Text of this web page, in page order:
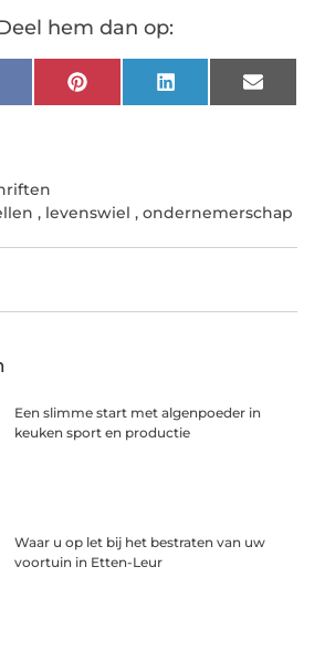
hem dan op:
PinterestLinkedInEmail
, levenswiel , ondernemerschap
Een slimme start met algenpoeder in
keuken sport en productie
Waar u op let bij het bestraten van uw
voortuin in Etten-Leur